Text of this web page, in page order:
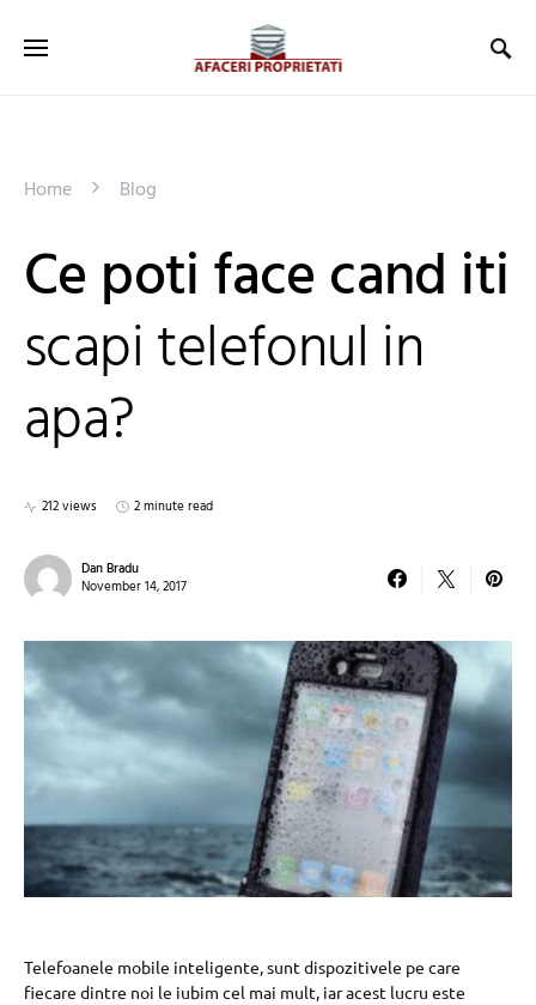
Home Blog
Ce poti face cand iti
scapi telefonul in
apa?
212 views 2 minute read
Dan Bradu
November 14, 2017
Telefoanele mobile inteligente, sunt dispozitivele pe care
fiecare dintre noi le iubim cel mai mult, iar acest lucru este